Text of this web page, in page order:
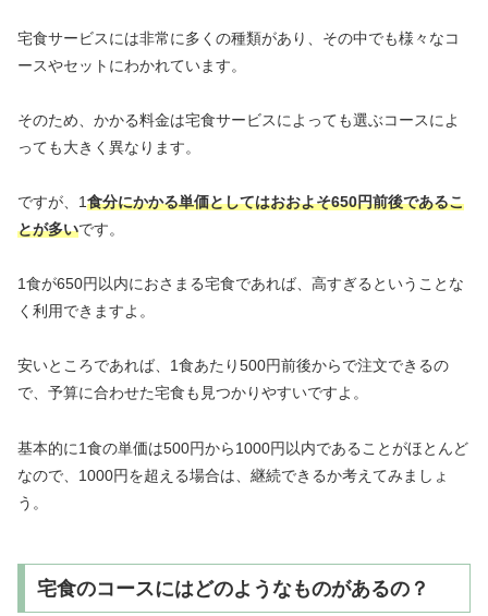
宅食サービスには非常に多くの種類があり、その中でも様々なコ
ースやセットにわかれています。
そのため、かかる料金は宅食サービスによっても選ぶコースによ
っても大きく異なります。
ですが、1食分にかかる単価としてはおおよそ650円前後であるこ
とが多いです。
1食が650円以内におさまる宅食であれば、高すぎるということな
く利用できますよ。
安いところであれば、1食あたり500円前後からで注文できるの
で、予算に合わせた宅食も見つかりやすいですよ。
基本的に1食の単価は500円から1000円以内であることがほとんど
なので、1000円を超える場合は、継続できるか考えてみましょ
う。
宅食のコースにはどのようなものがあるの？